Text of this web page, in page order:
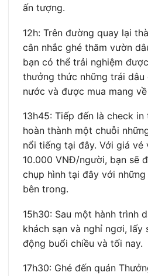
ấn tượng.
12h: Trên đường quay lại
cân nhắc ghé thăm vườn
bạn có thể trải nghiệm
thưởng thức những trái dâu
nước và được mua mang về
13h45: Tiếp đến là check
hoàn thành một chuỗi
nổi tiếng tại đây. Với giá vé
10.000 VNĐ/người, bạn sẽ
chụp hình tại đây với
bên trong.
15h30: Sau một hành trình
khách sạn và nghỉ ngơi, lấy
động buổi chiều và tối nay.
17h30: Ghé đến quán